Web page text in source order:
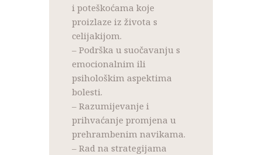
i poteškoćama koje
proizlaze iz života s
celijakijom.
– Podrška u suočavanju s
emocionalnim ili
psihološkim aspektima
bolesti.
– Razumijevanje i
prihvaćanje promjena u
prehrambenim navikama.
– Rad na strategijama